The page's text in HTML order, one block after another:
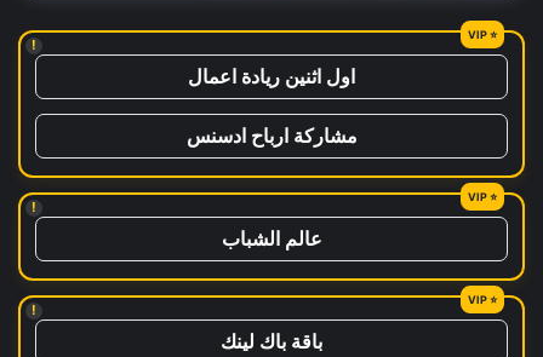
!
اول اثنين ريادة اعمال
مشاركة ارباح ادسنس
!
عالم الشباب
!
باقة باك لينك